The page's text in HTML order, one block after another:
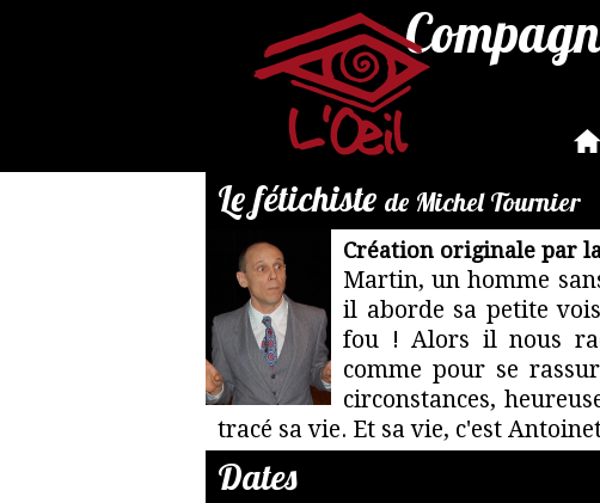
Le fétichiste de Michel Tournier
Par
mail
:
reservation@compagnie-
loeil.fr
Création originale par
Martin, un homme
il aborde sa petite
fou ! Alors il nous
comme pour se
circonstances,
tracé sa vie. Et sa vie, c'est
Dates